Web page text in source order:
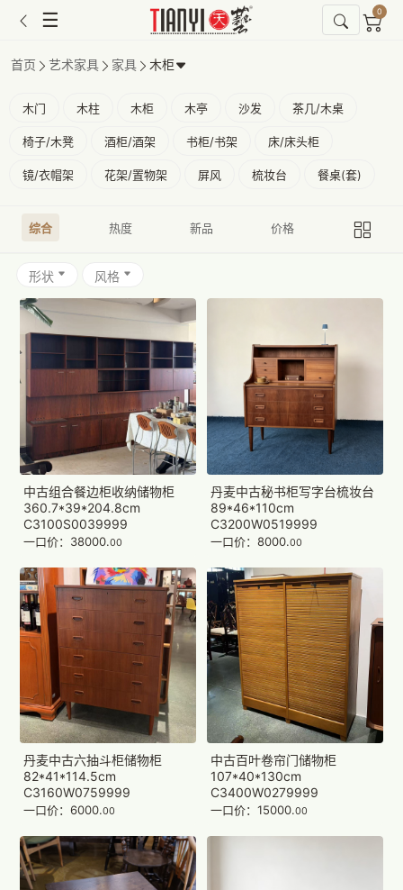
☰ 0
首页 艺术家具 家具 木柜
木门 木柱 木柜 木亭 沙发 茶几/木桌
椅子/木凳 酒柜/酒架 书柜/书架 床/床头柜
镜/衣帽架 花架/置物架 屏风 梳妆台 餐桌(套)
综合 热度 新品 价格
形状 风格
中古组合餐边柜收纳储物柜
360.7*39*204.8cm
C3100S0039999
一口价：38000.00
丹麦中古秘书柜写字台梳妆台
89*46*110cm
C3200W0519999
一口价：8000.00
丹麦中古六抽斗柜储物柜
82*41*114.5cm
C3160W0759999
一口价：6000.00
中古百叶卷帘门储物柜
107*40*130cm
C3400W0279999
一口价：15000.00